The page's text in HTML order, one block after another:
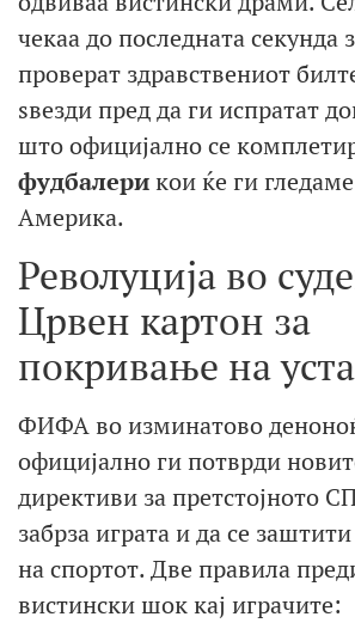
чекаа до последната секунда
проверат здравствениот
ѕвезди пред да ги испратат
што официјално се
фудбалерикои ќе ги
Америка.
Револуција во
Црвен картон за
покривање на
ФИФА во изминатово
официјално ги потврди
директиви за претстојното
забрза играта и да се
на спортот.Две правила
вистински шок кај играчите: